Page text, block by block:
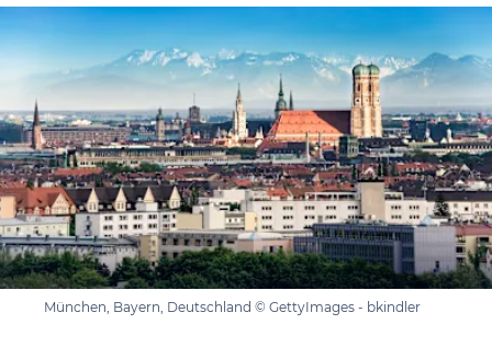
München, Bayern, Deutschland © GettyImages - bkindler